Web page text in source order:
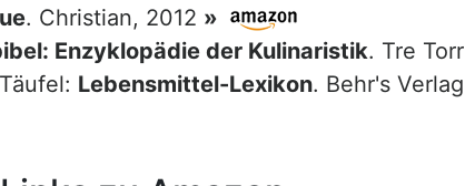
. Christian, 2012 »
Enzyklopädie der Kulinaristik. Tre
Lebensmittel-Lexikon. Behr's